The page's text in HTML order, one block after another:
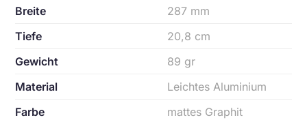
Breite
287 mm
Tiefe
20,8 cm
Gewicht
89 gr
Material
Leichtes Aluminium
Farbe
mattes Graphit